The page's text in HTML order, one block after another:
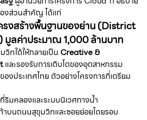
งส่วนสำคัญ ได้แก่
งสร้างพื้นฐานของย่าน (District
ลค่าประมาณ 1,000 ล้านบาท
ทใต้ให้กลายเป็น Creative &
และรองรับการเติบโตของอุตสาหกรรม
องประเทศไทย ตัวอย่างโครงการที่เตรียม
มคลองและระบบนิเวศทางน้ำ
บนถนนสุขุมวิทและซอยย่อยโดยรอบ